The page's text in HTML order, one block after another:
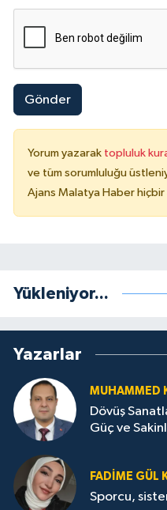
Gönder
Yorum yazarak topluluk
ve tüm sorumluluğu
Ajans Malatya Haber
Yükleniyor...
Yazarlar
MUHAMMED
Dövüş
Güç ve
FADIME GÜL
Sporcu,